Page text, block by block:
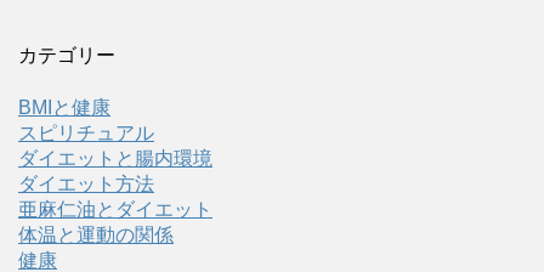
カテゴリー
BMIと健康
スピリチュアル
ダイエットと腸内環境
ダイエット方法
亜麻仁油とダイエット
体温と運動の関係
健康